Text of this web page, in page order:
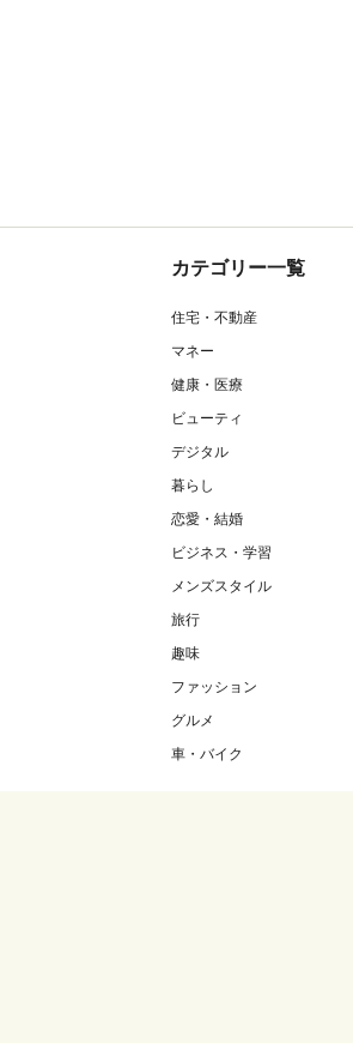
カテゴリー一覧
住宅・不動産
マネー
健康・医療
ビューティ
デジタル
暮らし
恋愛・結婚
ビジネス・学習
メンズスタイル
旅行
趣味
ファッション
グルメ
車・バイク